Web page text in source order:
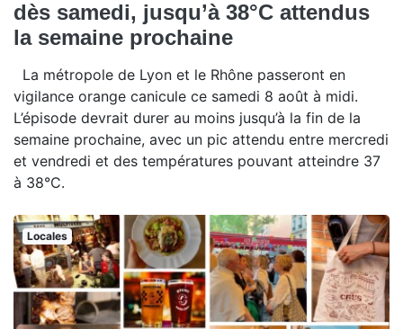
dès samedi, jusqu’à 38°C attendus
la semaine prochaine
La métropole de Lyon et le Rhône passeront en
vigilance orange canicule ce samedi 8 août à midi.
L’épisode devrait durer au moins jusqu’à la fin de la
semaine prochaine, avec un pic attendu entre mercredi
et vendredi et des températures pouvant atteindre 37
à 38°C.
Locales